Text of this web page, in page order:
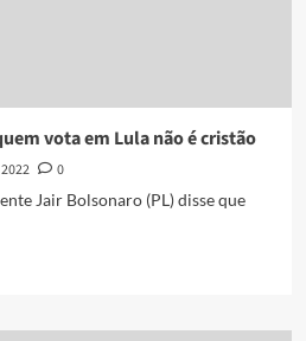
vota em Lula não é cristão
0
Jair Bolsonaro (PL) disse que